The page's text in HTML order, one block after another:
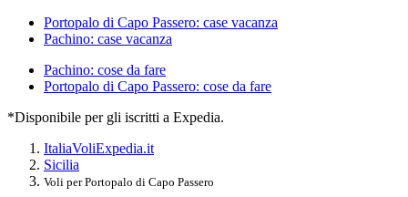
Portopalo di Capo Passero: case vacanza
Pachino: case vacanza
Pachino: cose da fare
Portopalo di Capo Passero: cose da fare
*Disponibile per gli iscritti a Expedia.
ItaliaVoliExpedia.it
Sicilia
Voli per Portopalo di Capo Passero